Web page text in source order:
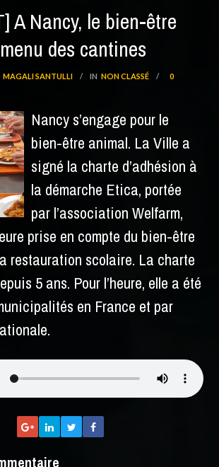
A Nancy, le bien-être
des cantines
MAGALI SANTULLI / IN NON CLASSÉ /
0
Nancy s’engage pour le
bien-être animal. La Ville a
signé la charte d’adhésion à
la démarche Etica, portée
par l’association Welfarm,
prise en compte du bien-être
restauration scolaire. La charte
5 ans. Pour l’heure, elle a été
en France et par